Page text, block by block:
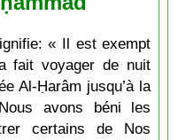
« Il est exempt
fait voyager de nuit
Al-Ḥarâm jusqu’à la
avons béni les
certains de Nos